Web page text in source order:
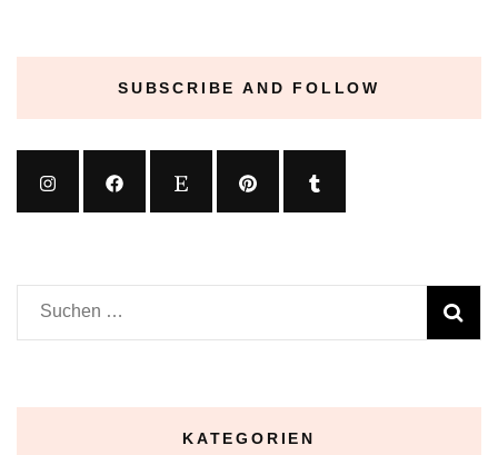
SUBSCRIBE AND FOLLOW
Suchen
nach:
KATEGORIEN